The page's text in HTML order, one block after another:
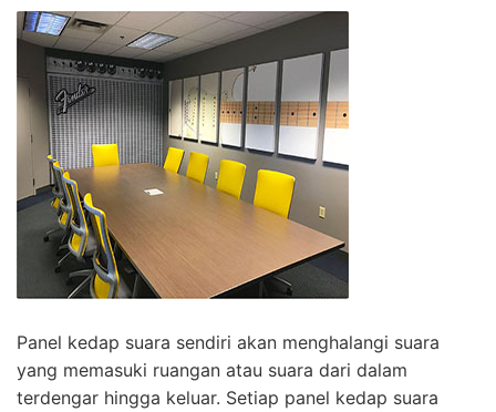
Panel kedap suara sendiri akan menghalangi suara
yang memasuki ruangan atau suara dari dalam
terdengar hingga keluar. Setiap panel kedap suara